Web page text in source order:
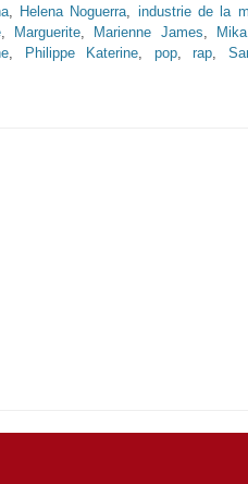
, Helena Noguerra, industrie de la
, Marguerite, Marienne James, Mika
, Philippe Katerine, pop,rap,